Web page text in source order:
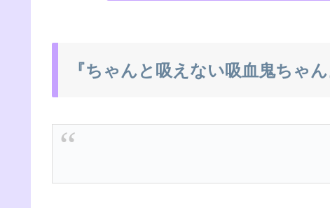
『ちゃんと吸えない吸血鬼ちゃ